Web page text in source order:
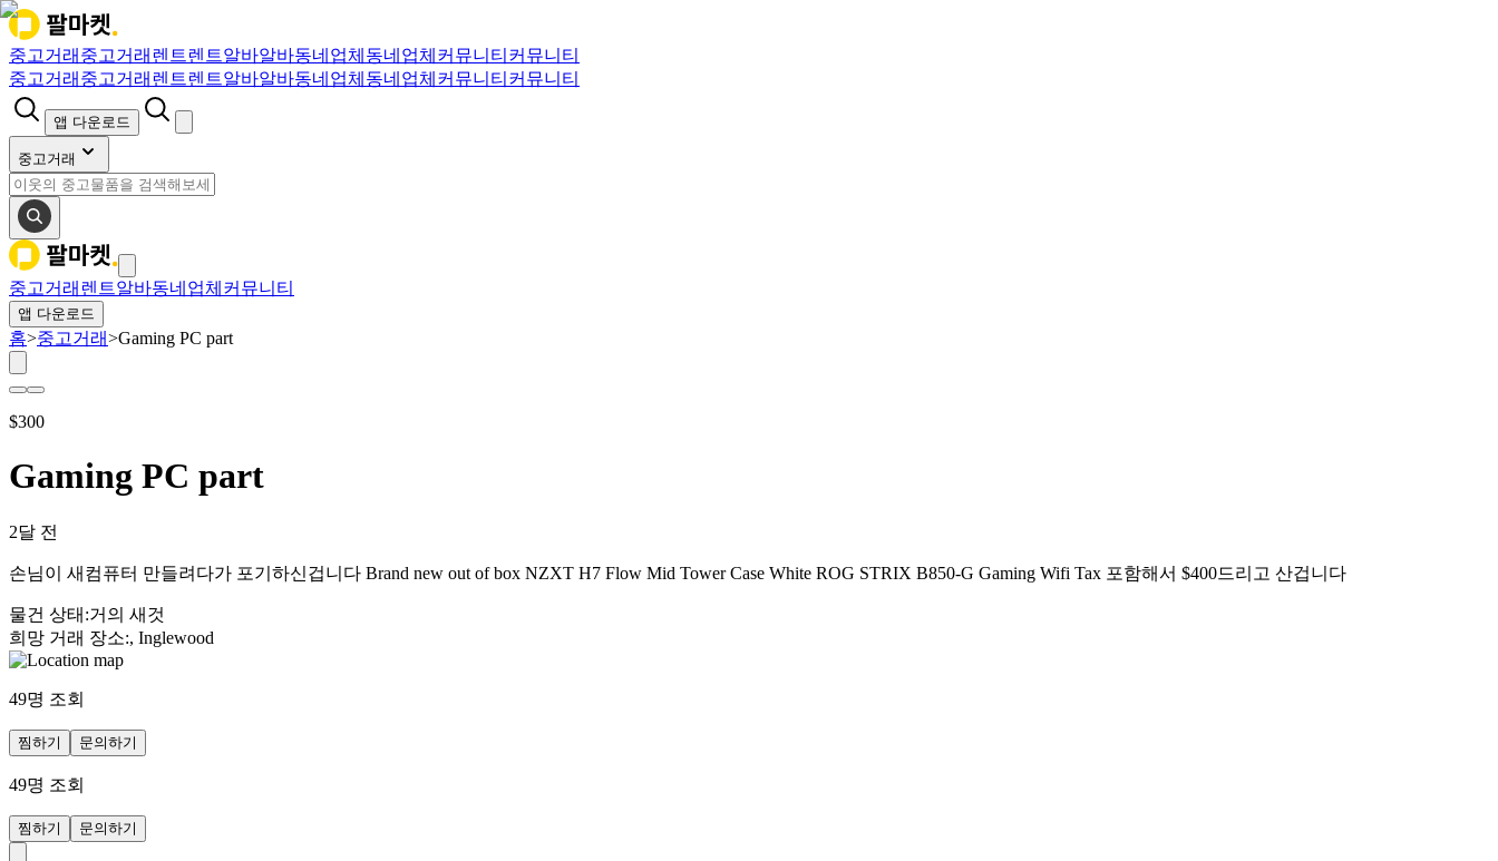
중고거래 중고거래 렌트렌트알바알바동네업체 동네업체 커뮤니티 커뮤니티
중고거래 중고거래 렌트렌트알바알바동네업체 동네업체 커뮤니티 커뮤니티
앱 다운로드
중고거래
중고거래 렌트알바동네업체 커뮤니티
앱 다운로드
홈>중고거래>Gaming PC part
$300
Gaming PC part
2달 전
손님이 새컴퓨터 만들려다가 포기하신겁니다 Brand new out of box NZXT H7 Flow Mid Tower Case White ROG STRIX B850-G Gaming Wifi Tax 포함해서 $400드리고 산겁니다
물건 상태 :거의 새것
희망 거래 장소:, Inglewood
49명 조회
찜하기 문의하기
49명 조회
찜하기 문의하기